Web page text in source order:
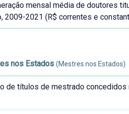
mensal média de doutores
2009-2021 (R$ correntes e
nos Estados (Mestres nos Estados)
de títulos de mestrado concedidos